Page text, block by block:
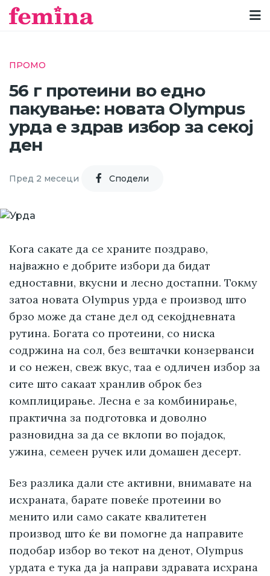
ПРОМО
56 г протеини во едно
пакување: новата Olympus
урда е здрав избор за секој
ден
Пред 2 месеци Cподели
Кога сакате да се храните поздраво,
најважно е добрите избори да бидат
едноставни, вкусни и лесно достапни. Токму
затоа новата Olympus урда е производ што
брзо може да стане дел од секојдневната
рутина. Богата со протеини, со ниска
содржина на сол, без вештачки конзерванси
и со нежен, свеж вкус, таа е одличен избор за
сите што сакаат хранлив оброк без
комплицирање. Лесна е за комбинирање,
практична за подготовка и доволно
разновидна за да се вклопи во појадок,
ужина, семеен ручек или домашен десерт.
Без разлика дали сте активни, внимавате на
исхраната, барате повеќе протеини во
менито или само сакате квалитетен
производ што ќе ви помогне да направите
подобар избор во текот на денот, Olympus
урдата е тука да ја направи здравата исхрана